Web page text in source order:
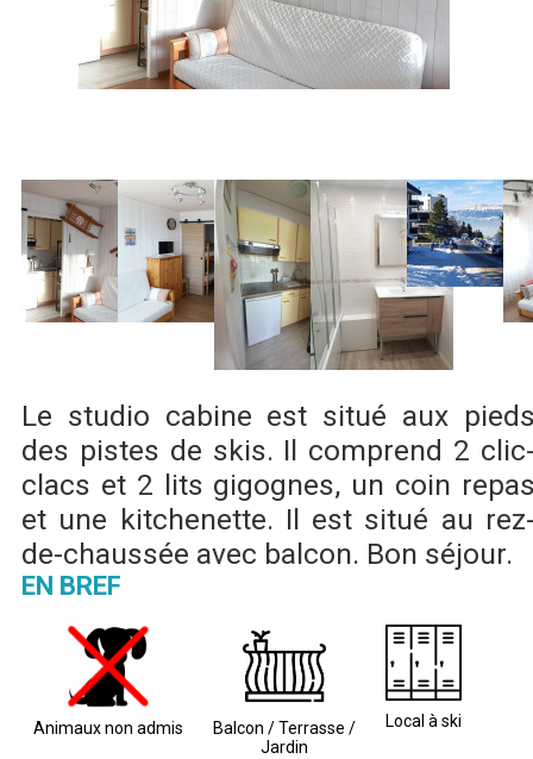
Le studio cabine est situé aux
des pistes de skis. Il comprend 2
clacs et 2 lits gigognes, un coin
et une kitchenette. Il est situé au
de-chaussée avec balcon. Bon séjour.
EN BREF
Animaux non admis
Balcon / Terrasse /
Jardin
Local à ski